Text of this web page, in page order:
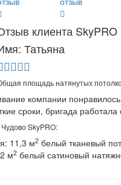
клиента SkyPRO
Татьяна
площадь натянутых
компании
сроки, бригада работала
SkyPRO:
11,3 м2 белый тканевый
м2 белый сатиновый